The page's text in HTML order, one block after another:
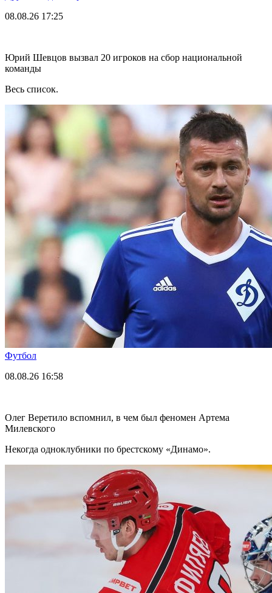
08.08.26 17:25
Юрий Шевцов вызвал 20 игроков на сбор национальной
команды
Весь список.
Футбол
08.08.26 16:58
Олег Веретило вспомнил, в чем был феномен Артема
Милевского
Некогда одноклубники по брестскому «Динамо».